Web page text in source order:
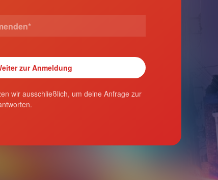
wir ausschließlich, um deine Anfrage zur